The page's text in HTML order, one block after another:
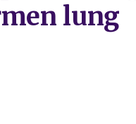
lung